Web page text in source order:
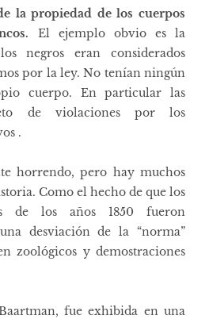
la propiedad de los cuerpos
El ejemplo obvio es la
negros eran considerados
por la ley. No tenían ningún
cuerpo. En particular las
de violaciones por los
.
horrendo, pero hay muchos
Como el hecho de que los
de los años 1850 fueron
desviación de la “norma”
zoológicos y demostraciones
, fue exhibida en una